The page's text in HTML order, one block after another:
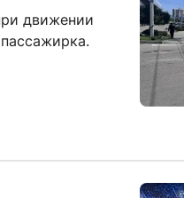
движении